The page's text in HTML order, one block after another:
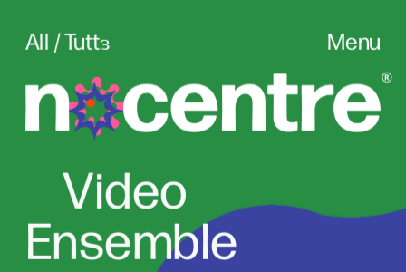
Menu
All / Tuttɜ
Video
Ensemble